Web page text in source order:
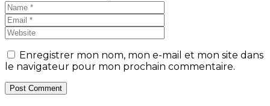
Enregistrer mon nom, mon e-mail et mon site dans
le navigateur pour mon prochain commentaire.
Post Comment